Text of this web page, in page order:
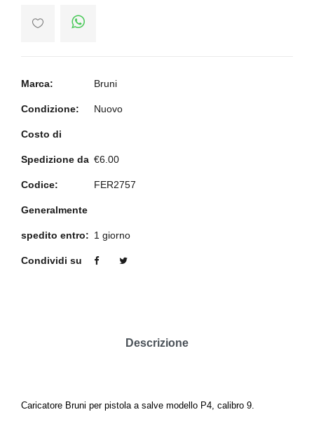
Marca: Bruni
Condizione: Nuovo
Costo di
Spedizione da €6.00
Codice: FER2757
Generalmente
spedito entro: 1 giorno
Condividi su
Descrizione
Caricatore Bruni per pistola a salve modello P4, calibro 9.